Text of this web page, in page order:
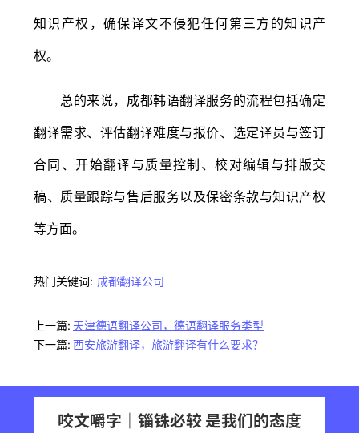
知识产权，确保译文不侵犯任何第三方的知识产
权。
总的来说，成都韩语翻译服务的流程包括确定
翻译需求、评估翻译难度与报价、选定译员与签订
合同、开始翻译与质量控制、校对编辑与排版交
稿、质量跟踪与售后服务以及保密条款与知识产权
等方面。
热门关键词: 成都翻译公司
上一篇: 天津德语翻译公司，德语翻译服务类型
下一篇: 西安旅游翻译，旅游翻译有什么要求？
咬文嚼字｜锱铢必较 是我们的态度